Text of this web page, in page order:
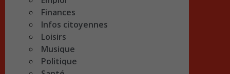
Finances
Infos citoyennes
Loisirs
Musique
Politique